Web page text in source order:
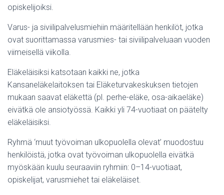
opiskelijoiksi.
Varus- ja siviilipalvelusmiehiin määritellään henkilöt, jotka
ovat suorittamassa varusmies- tai siviilipalveluaan vuoden
viimeisellä viikolla.
Eläkeläisiksi katsotaan kaikki ne, jotka
Kansaneläkelaitoksen tai Eläketurvakeskuksen tietojen
mukaan saavat eläkettä (pl. perhe-eläke, osa-aikaeläke)
eivätkä ole ansiotyössä. Kaikki yli 74-vuotiaat on päätelty
eläkeläisiksi.
Ryhmä ‘muut työvoiman ulkopuolella olevat’ muodostuu
henkilöistä, jotka ovat työvoiman ulkopuolella eivätkä
myöskään kuulu seuraaviin ryhmiin: 0–14-vuotiaat,
opiskelijat, varusmiehet tai eläkeläiset.